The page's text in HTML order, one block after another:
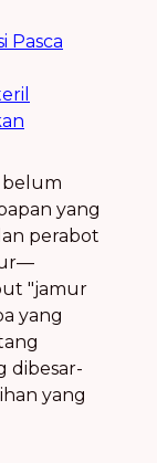
Pasca
belum
yang
perabot
"jamur
yang
dibesar-
yang